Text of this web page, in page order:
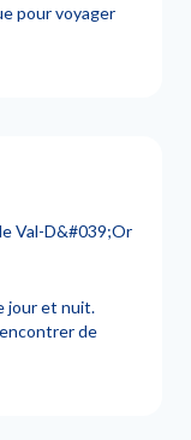
pour voyager
Val-D&#039;Or
jour et nuit.
de